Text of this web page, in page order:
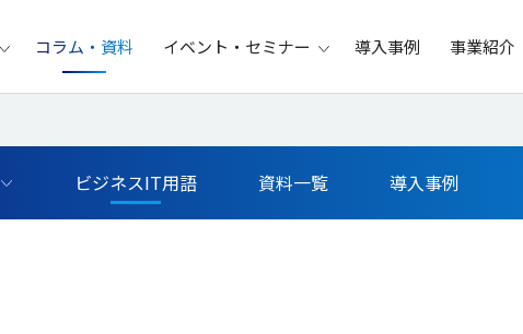
コラム・資料 イベント・セミナー 導入事例 事業紹介
ビジネスIT用語 資料一覧 導入事例